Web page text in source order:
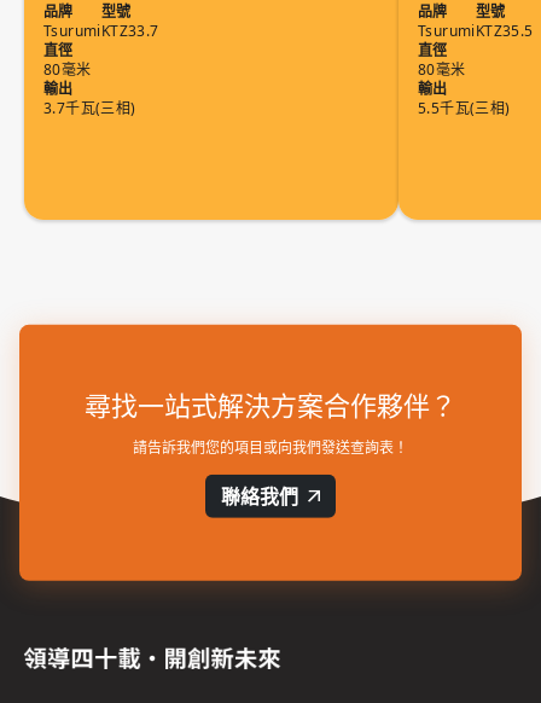
品牌
Tsurumi
型號
KTZ33.7
直徑
80毫米
輸出
3.7千瓦(三相)
品牌
Tsurumi
型號
KTZ35.5
直徑
80毫米
輸出
5.5千瓦(三相)
尋找一站式解決方案合作夥伴？
請告訴我們您的項目或向我們發送查詢表！
聯絡我們